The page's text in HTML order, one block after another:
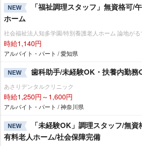
NEW
「福祉調理スタッフ」無資格可/
ホーム
社会福祉法人知多学園/特別養護老人ホーム 論地がる
時給1,140円
アルバイト・パート / 愛知県
NEW 歯科助手/未経験OK・扶養内勤務
あさりデンタルクリニック
時給1,250円～1,600円
アルバイト・パート / 神奈川県
NEW
「未経験OK」調理スタッフ/無
有料老人ホーム/社会保障完備